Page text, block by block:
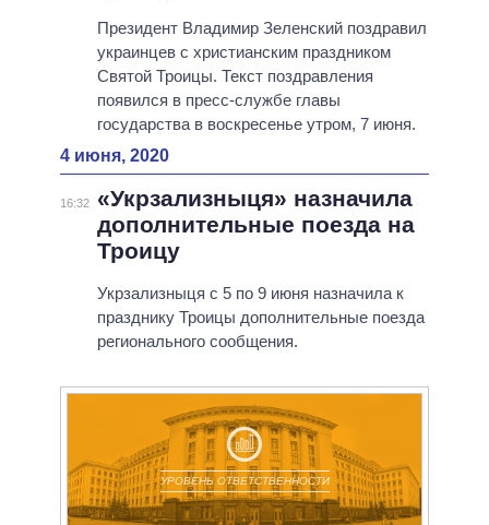
Президент Владимир Зеленский поздравил
украинцев с христианским праздником
Святой Троицы. Текст поздравления
появился в пресс-службе главы
государства в воскресенье утром, 7 июня.
4 июня, 2020
16:32
«Укрзализныця» назначила
дополнительные поезда на
Троицу
Укрзализныця с 5 по 9 июня назначила к
празднику Троицы дополнительные поезда
регионального сообщения.
УРОВЕНЬ ОТВЕТСТВЕННОСТИ